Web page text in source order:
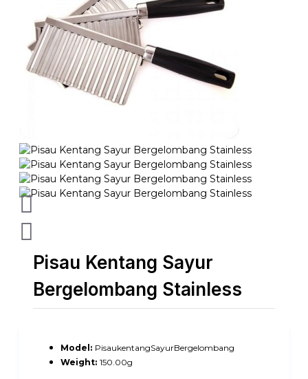
Pisau Kentang Sayur
Bergelombang Stainless
Model: PisaukentangSayurBergelombang
Weight: 150.00g